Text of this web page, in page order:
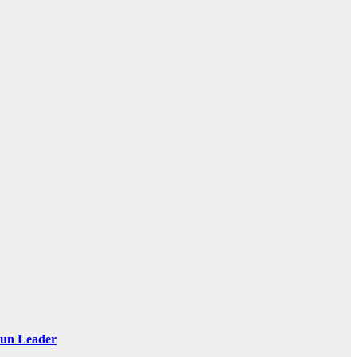
Leader